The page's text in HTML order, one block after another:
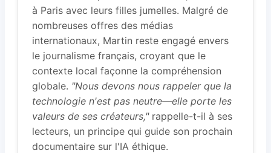
à Paris avec leurs filles jumelles. Malgré de
nombreuses offres des médias
internationaux, Martin reste engagé envers
le journalisme français, croyant que le
contexte local façonne la compréhension
globale. "Nous devons nous rappeler que la
technologie n'est pas neutre—elle porte les
valeurs de ses créateurs,"rappelle-t-il à ses
lecteurs, un principe qui guide son prochain
documentaire sur l'IA éthique.